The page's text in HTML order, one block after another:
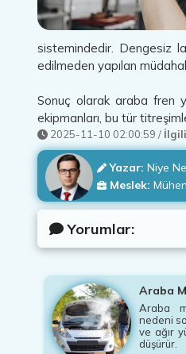
sistemindedir. Dengesiz
edilmeden yapılan
Sonuç olarak araba fren
ekipmanları, bu tür
2025-11-10 02:00:59 /
Yazar: Niye
Meslek:
Yorumlar:
Araba
Araba
nedeni
ve ağır
düşürür.